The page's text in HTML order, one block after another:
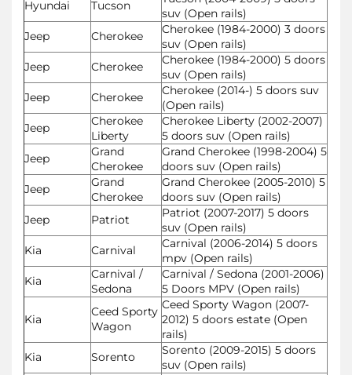
Hyundai
Tucson
suv (Open rails)
Jeep
Cherokee
Cherokee (1984-2000) 3 doors
suv (Open rails)
Jeep
Cherokee
Cherokee (1984-2000) 5 doors
suv (Open rails)
Jeep
Cherokee
Cherokee (2014-) 5 doors suv
(Open rails)
Jeep
Cherokee
Liberty
Cherokee Liberty (2002-2007)
5 doors suv (Open rails)
Jeep
Grand
Cherokee
Grand Cherokee (1998-2004) 5
doors suv (Open rails)
Jeep
Grand
Cherokee
Grand Cherokee (2005-2010) 5
doors suv (Open rails)
Jeep
Patriot
Patriot (2007-2017) 5 doors
suv (Open rails)
Kia
Carnival
Carnival (2006-2014) 5 doors
mpv (Open rails)
Kia
Carnival /
Sedona
Carnival / Sedona (2001-2006)
5 Doors MPV (Open rails)
Kia
Ceed Sporty
Wagon
Ceed Sporty Wagon (2007-
2012) 5 doors estate (Open
rails)
Kia
Sorento
Sorento (2009-2015) 5 doors
suv (Open rails)